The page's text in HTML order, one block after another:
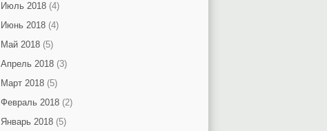
Июль 2018(4)
Июнь 2018(4)
Май 2018(5)
Апрель 2018(3)
Март 2018(5)
Февраль 2018(2)
Январь 2018(5)